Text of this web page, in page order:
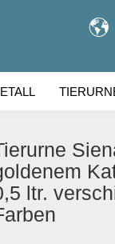
ltr.